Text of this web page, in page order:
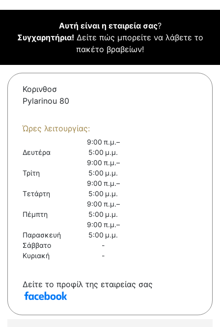
Αυτή είναι η εταιρεία σας?
Συγχαρητήρια! Δείτε πώς μπορείτε να λάβετε το
πακέτο βραβείων!
Κορινθοσ
Pylarinou 80
Ώρες λειτουργίας:
Δευτέρα
9:00 π.μ.–
5:00 μ.μ.
Τρίτη
9:00 π.μ.–
5:00 μ.μ.
Τετάρτη
9:00 π.μ.–
5:00 μ.μ.
Πέμπτη
9:00 π.μ.–
5:00 μ.μ.
Παρασκευή
9:00 π.μ.–
5:00 μ.μ.
Σάββατο
-
Κυριακή
-
Δείτε το προφίλ της εταιρείας σας